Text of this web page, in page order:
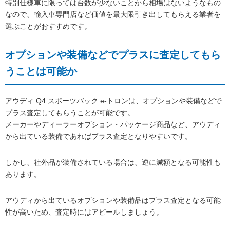
特別仕様車に限っては台数が少ないことから相場はないようなもの
なので、輸入車専門店など価値を最大限引き出してもらえる業者を
選ぶことがおすすめです。
オプションや装備などでプラスに査定してもら
うことは可能か
アウディ Q4 スポーツバック e-トロンは、オプションや装備などで
プラス査定してもらうことが可能です。
メーカーやディーラーオプション・パッケージ商品など、アウディ
から出ている装備であればプラス査定となりやすいです。
しかし、社外品が装備されている場合は、逆に減額となる可能性も
あります。
アウディから出ているオプションや装備品はプラス査定となる可能
性が高いため、査定時にはアピールしましょう。